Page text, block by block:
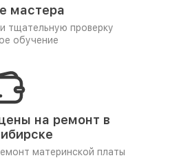
мастера
тщательную проверку
обучение
на ремонт в
материнской платы